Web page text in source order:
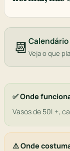
📆Veja o que
✅ Onde
Vasos de 50L+,
⚠️ Onde